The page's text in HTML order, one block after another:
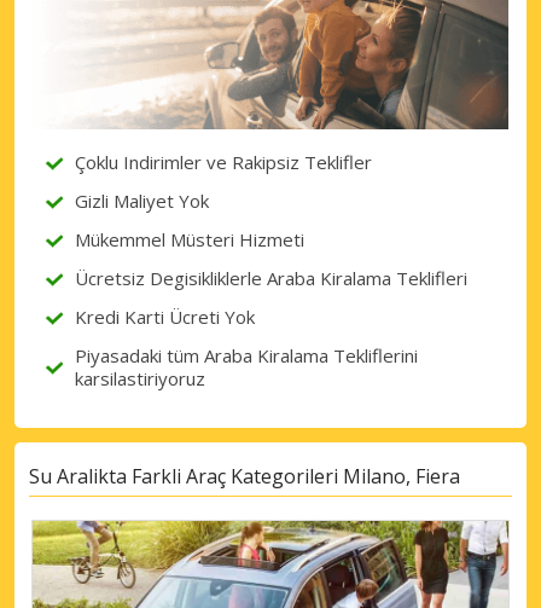
Çoklu Indirimler ve Rakipsiz Teklifler
Gizli Maliyet Yok
Mükemmel Müsteri Hizmeti
Ücretsiz Degisikliklerle Araba Kiralama Teklifleri
Kredi Karti Ücreti Yok
Piyasadaki tüm Araba Kiralama Tekliflerini
karsilastiriyoruz
Su Aralikta Farkli Araç Kategorileri Milano, Fiera